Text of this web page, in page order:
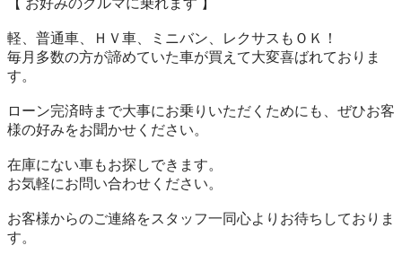
【 お好みのクルマに乗れます 】
軽、普通車、ＨＶ車、ミニバン、レクサスもＯＫ！
毎月多数の方が諦めていた車が買えて大変喜ばれておりま
す。
ローン完済時まで大事にお乗りいただくためにも、ぜひお客
様の好みをお聞かせください。
在庫にない車もお探しできます。
お気軽にお問い合わせください。
お客様からのご連絡をスタッフ一同心よりお待ちしておりま
す。